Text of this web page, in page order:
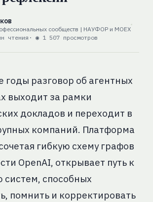
сообществ | НАУФОР и MOEX
чтения · ◉ 1 507 просмотров
годы разговор об агентных
выходит за рамки
докладов и переходит в
компаний. Платформа
гибкую схему графов
OpenAI, открывает путь к
систем, способных
помнить и корректировать